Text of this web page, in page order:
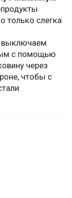
только слегка
выключаем
с помощью
через
чтобы с